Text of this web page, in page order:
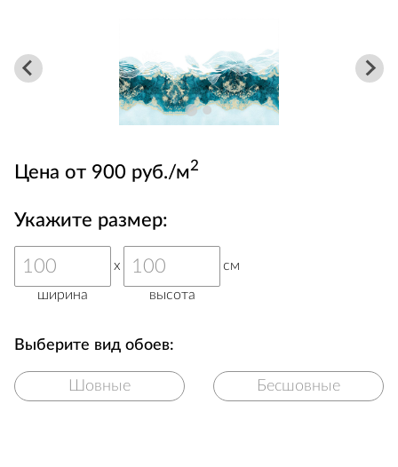
Цена от 900 руб./м2
Укажите размер:
ширина
x
высота
см
Выберите вид обоев:
Шовные Бесшовные